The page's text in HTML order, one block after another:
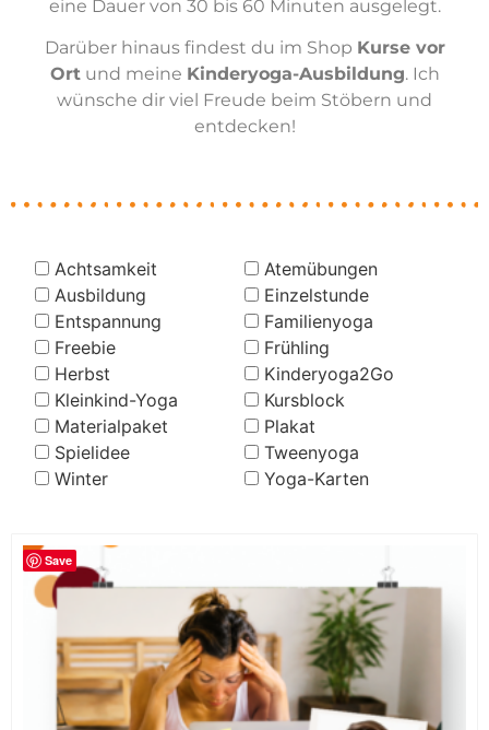
eine Dauer von 30 bis 60 Minuten ausgelegt.
Darüber hinaus findest du im Shop Kurse vor
Ortund meine Kinderyoga-Ausbildung. Ich
wünsche dir viel Freude beim Stöbern und
entdecken!
Achtsamkeit
Atemübungen
Ausbildung
Einzelstunde
Entspannung
Familienyoga
Freebie
Frühling
Herbst
Kinderyoga2Go
Kleinkind-Yoga
Kursblock
Materialpaket
Plakat
Spielidee
Tweenyoga
Winter
Yoga-Karten
Save